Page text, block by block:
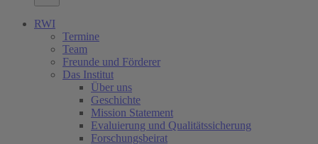
RWI
Termine
Team
Freunde und Förderer
Das Institut
Über uns
Geschichte
Mission Statement
Evaluierung und Qualitätssicherung
Forschungsbeirat